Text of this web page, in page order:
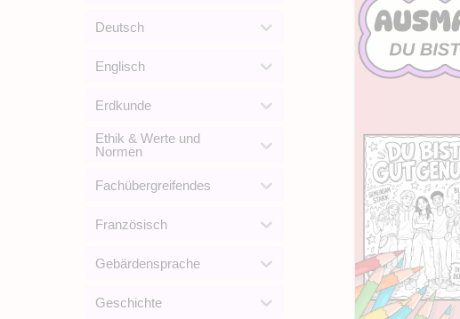
Deutsch
Englisch
Erdkunde
Ethik & Werte und
Normen
Fachübergreifendes
Französisch
Gebärdensprache
Geschichte